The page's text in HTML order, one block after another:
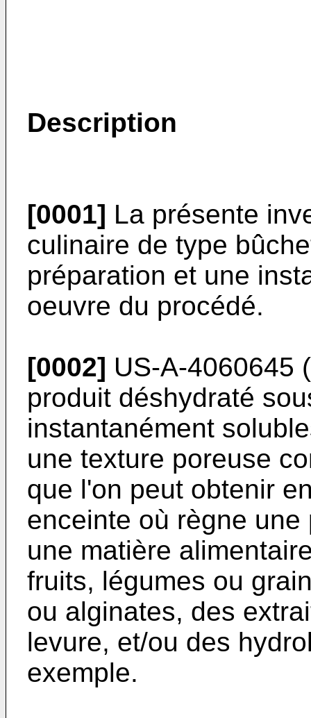
Description
[0001] La présente
culinaire de type
préparation et une
oeuvre du procédé.
[0002] US-A-4060645
produit déshydraté
instantanément
une texture poreuse
que l'on peut obtenir
enceinte où règne
une matière
fruits, légumes ou
ou alginates, des
levure, et/ou des
exemple.